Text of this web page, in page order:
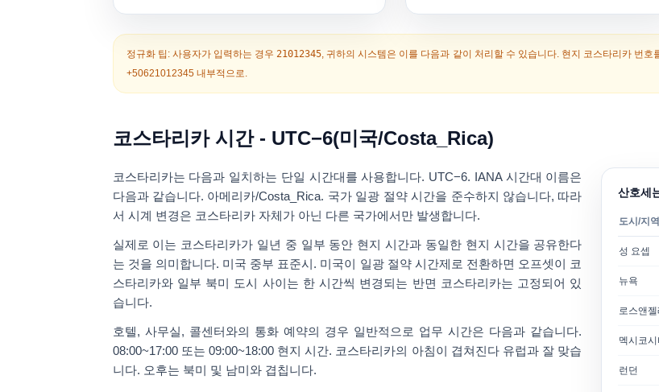
정규화 팁:사용자가 입력하는 경우21012345, 귀하의 시스템은 이를 다음과 같이 처리할 수 있습니다. 현지 코스타리카 번
+50621012345내부적으로.
코스타리카 시간 - UTC−6(미국/Costa_Rica)
코스타리카는 다음과 일치하는 단일 시간대를 사용합니다. UTC−6. IANA 시간대 이름은
다음과 같습니다. 아메리카/Costa_Rica. 국가 일광 절약 시간을 준수하지 않습니다, 따라
서 시계 변경은 코스타리카 자체가 아닌 다른 국가에서만 발생합니다.
실제로 이는 코스타리카가 일년 중 일부 동안 현지 시간과 동일한 현지 시간을 공유한다
는 것을 의미합니다. 미국 중부 표준시. 미국이 일광 절약 시간제로 전환하면 오프셋이 코
스타리카와 일부 북미 도시 사이는 한 시간씩 변경되는 반면 코스타리카는 고정되어 있
습니다.
호텔, 사무실, 콜센터와의 통화 예약의 경우 일반적으로 업무 시간은 다음과 같습니다.
08:00~17:00또는 09:00~18:00현지 시간. 코스타리카의 아침이 겹쳐진다 유럽과 잘 맞습
니다. 오후는 북미 및 남미와 겹칩니다.
산호세
도시/지역
성 요셉
뉴욕
로스앤
멕시코시
런던